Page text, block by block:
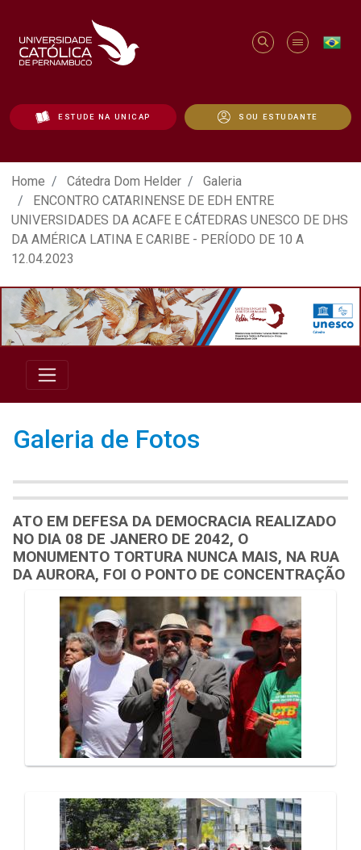
ESTUDE NA UNICAP SOU ESTUDANTE
ATO EM DEFESA DA DEMOCRACIA
Home Cátedra Dom Helder
Galeria
ENCONTRO CATARINENSE DE EDH ENTRE
UNIVERSIDADES DA ACAFE E CÁTEDRAS UNESCO DE DHS
DA AMÉRICA LATINA E CARIBE - PERÍODO DE 10 A
12.04.2023
Galeria de Fotos
ATO EM DEFESA DA DEMOCRACIA REALIZADO
NO DIA 08 DE JANERO DE 2042, O
MONUMENTO TORTURA NUNCA MAIS, NA RUA
DA AURORA, FOI O PONTO DE CONCENTRAÇÃO
Galeria de Mídias